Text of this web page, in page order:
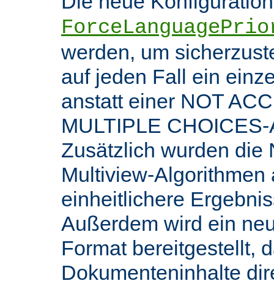
werden, um
auf jeden Fall ein
anstatt einer NOT
MULTIPLE
Zusätzlich wurden die
Multiview-Algorithmen
einheitlichere
Außerdem wird ein
Format bereitgestellt,
Dokumenteninhalte